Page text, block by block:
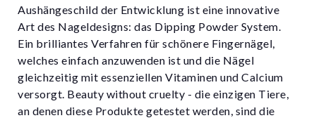
Aushängeschild der Entwicklung ist eine innovative
Art des Nageldesigns: das Dipping Powder System.
Ein brilliantes Verfahren für schönere Fingernägel,
welches einfach anzuwenden ist und die Nägel
gleichzeitig mit essenziellen Vitaminen und Calcium
versorgt. Beauty without cruelty - die einzigen Tiere,
an denen diese Produkte getestet werden, sind die